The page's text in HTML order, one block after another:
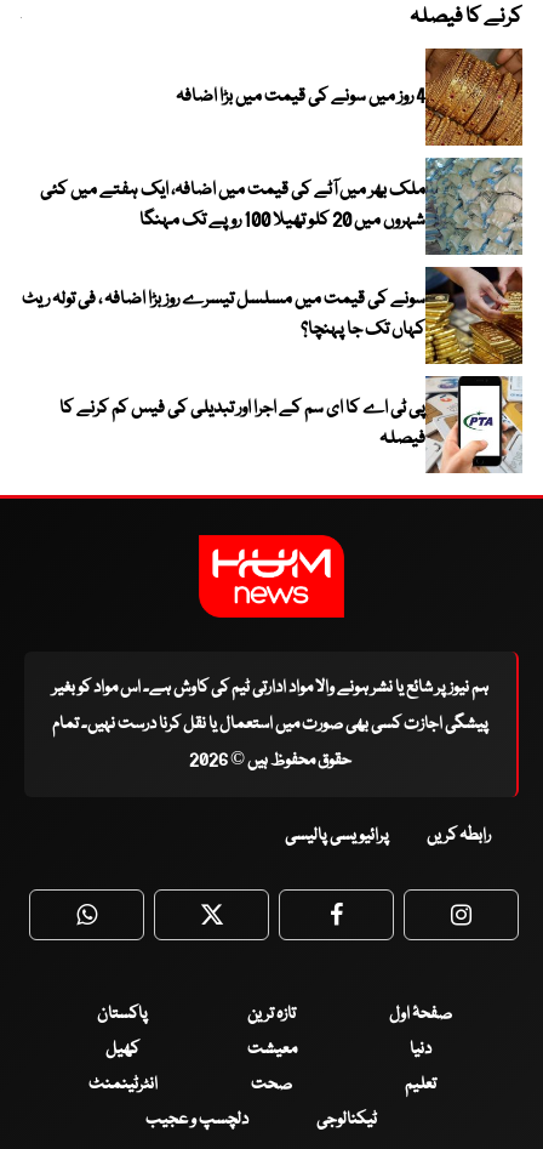
کرنے کا فیصلہ
4 روز میں سونے کی قیمت میں بڑا اضافہ
ملک بھر میں آٹے کی قیمت میں اضافہ، ایک ہفتے میں کئی
شہروں میں 20 کلو تھیلا 100 روپے تک مہنگا
سونے کی قیمت میں مسلسل تیسرے روز بڑا اضافہ ، فی تولہ ریٹ
کہاں تک جا پہنچا؟
پی ٹی اے کا ای سم کے اجرا اور تبدیلی کی فیس کم کرنے کا
فیصلہ
ہم نیوز پر شائع یا نشر ہونے والا مواد ادارتی ٹیم کی کاوش ہے۔ اس مواد کو بغیر
پیشگی اجازت کسی بھی صورت میں استعمال یا نقل کرنا درست نہیں۔ تمام
حقوق محفوظ ہیں © 2026
رابطہ کریں پرائیویسی پالیسی
WhatsApp Twitter Facebook
صفحۂ اول تازہ ترین
پاکستان
دنیا
معیشت
کھیل
تعلیم
صحت
انٹرٹینمنٹ
ٹیکنالوجی
دلچسپ و عجیب